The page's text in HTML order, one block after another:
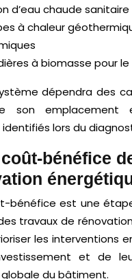
d’eau chaude sanitaire
à chaleur
à biomasse pour
dépendra des
son emplacement
lors du
bénéfice
bénéfice est une
travaux de
les interventions
et de
du bâtiment.